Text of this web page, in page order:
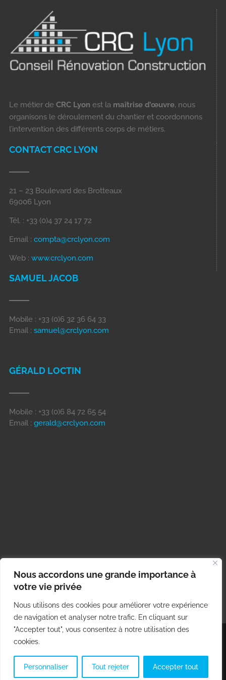
Nous accordons une grande importance à
votre vie privée
Nous utilisons des cookies pour améliorer votre expérience
de navigation et analyser notre trafic. En cliquant sur
"Accepter tout", vous consentez à notre utilisation des
cookies.
Personnaliser Tout rejeter Accepter tout
Le métier de CRC Lyon est la maîtrise d’œuvre, nous
organisons le déroulement du chantier et coordonnons
l’intervention des différents corps de métiers.
CONTACT CRC LYON
21 – 23 Boulevard des Brotteaux
69006 Lyon
Tél. : +33 (0)4 37 24 17 72
Email : compta@crclyon.com
Web : www.crclyon.com
SAMUEL JACOB
Mobile : +33 (0)6 32 36 64 33
Email : samuel@crclyon.com
GÉRALD LOCTIN
Mobile : +33 (0)6 84 72 65 54
Email : gerald@crclyon.com
© Copyright 2012 - 2026 | Tous droits réservés |
confidentialité|Mentions légales & CGU| Réalisé par :3LIE